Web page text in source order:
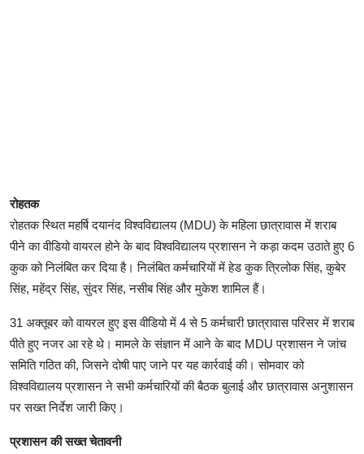
रोहतक
रोहतक स्थित महर्षि दयानंद विश्वविद्यालय (MDU) के महिला छात्रावास में शराब
पीने का वीडियो वायरल होने के बाद विश्वविद्यालय प्रशासन ने कड़ा कदम उठाते हुए 6
कुक को निलंबित कर दिया है। निलंबित कर्मचारियों में हेड कुक त्रिलोक सिंह, कुबेर
सिंह, महेंद्र सिंह, सुंदर सिंह, नसीब सिंह और मुकेश शामिल हैं।
31 अक्तूबर को वायरल हुए इस वीडियो में 4 से 5 कर्मचारी छात्रावास परिसर में शराब
पीते हुए नजर आ रहे थे। मामले के संज्ञान में आने के बाद MDU प्रशासन ने जांच
समिति गठित की, जिसने दोषी पाए जाने पर यह कार्रवाई की। सोमवार को
विश्वविद्यालय प्रशासन ने सभी कर्मचारियों की बैठक बुलाई और छात्रावास अनुशासन
पर सख्त निर्देश जारी किए।
प्रशासन की सख्त चेतावनी